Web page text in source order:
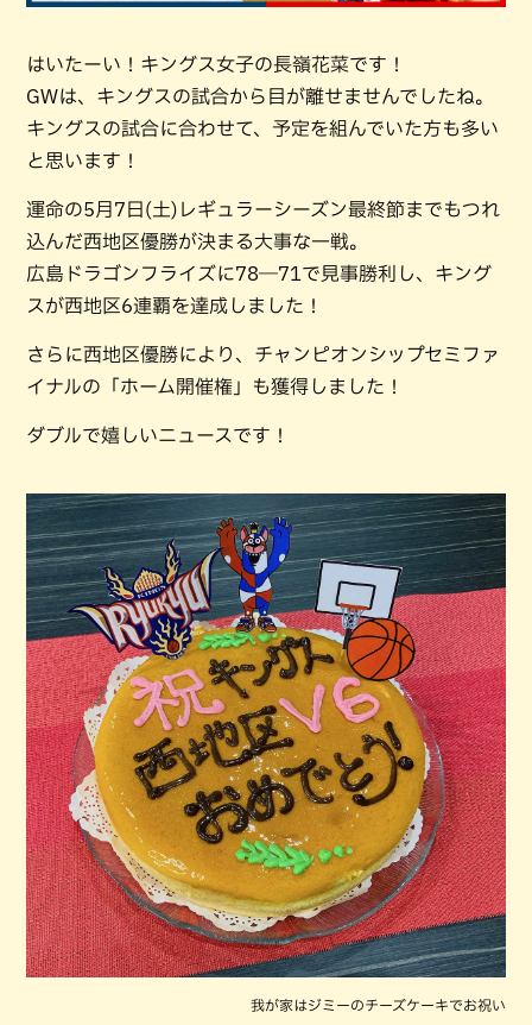
はいたーい！キングス女子の長嶺花菜です！
GWは、キングスの試合から目が離せませんでしたね。
キングスの試合に合わせて、予定を組んでいた方も多い
と思います！
運命の5月7日(土)レギュラーシーズン最終節までもつれ
込んだ西地区優勝が決まる大事な一戦。
広島ドラゴンフライズに78―71で見事勝利し、キング
スが西地区6連覇を達成しました！
さらに西地区優勝により、チャンピオンシップセミファ
イナルの「ホーム開催権」も獲得しました！
ダブルで嬉しいニュースです！
我が家はジミーのチーズケーキでお祝い